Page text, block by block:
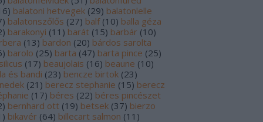
) balatoni hetvegek (29) balatonlelle
) balatonszőlős (27) balf (10) balla géza
) barakonyi (11 ) barát (15) barbár (10)
(13) bardon (20) bárdos sarolta
) barolo (25) barta (47) barta pince (25)
(17) beaujolais (16) beaune (10)
és bandi (23) bencze birtok (23)
(21 ) berecz stephanie (15) berecz
(17) béres (22) béres pincészet
) bernhard ott (19) betsek (37) bierzo
) bikavér (64) billecart salmon (11 )